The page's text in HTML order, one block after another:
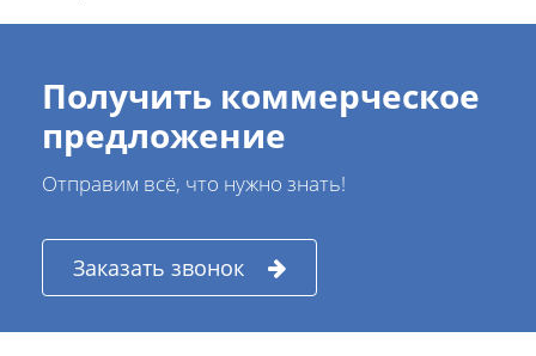
Получить коммерческое
предложение
Отправим всё, что нужно знать!
Заказать звонок